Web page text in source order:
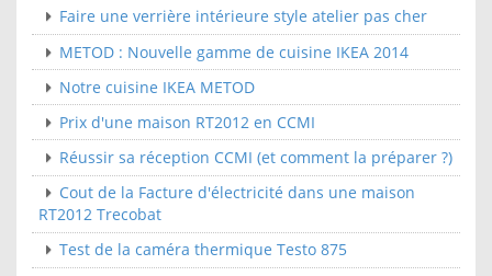
Faire une verrière intérieure style atelier pas cher
METOD : Nouvelle gamme de cuisine IKEA 2014
Notre cuisine IKEA METOD
Prix d'une maison RT2012 en CCMI
Réussir sa réception CCMI (et comment la préparer ?)
Cout de la Facture d'électricité dans une maison
RT2012 Trecobat
Test de la caméra thermique Testo 875